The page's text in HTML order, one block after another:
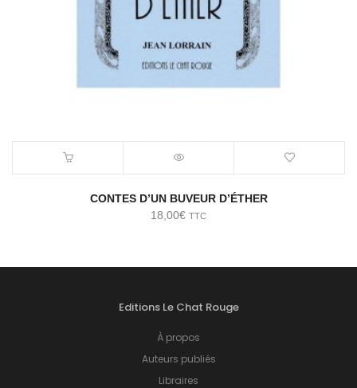
CONTES D’UN BUVEUR D’ÉTHER
18,00€ TTC
Editions Le Chat Rouge
À propos
Auteurs publiés
Libraires